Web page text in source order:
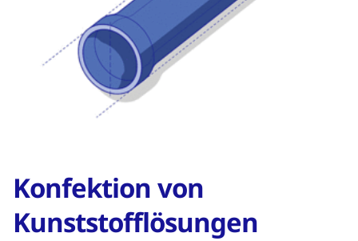
Konfektion von
Kunststofflösungen